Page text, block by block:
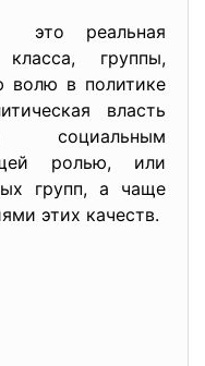
это реальная
группы,
волю в политике
власть
социальным
ролью, или
групп, а чаще
этих качеств.